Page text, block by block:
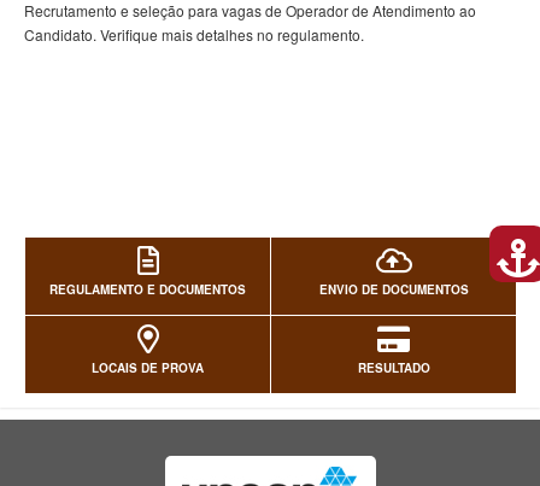
Recrutamento e seleção para vagas de Operador de Atendimento ao
Candidato. Verifique mais detalhes no regulamento.
REGULAMENTO E DOCUMENTOS ENVIO DE DOCUMENTOS
LOCAIS DE PROVA RESULTADO